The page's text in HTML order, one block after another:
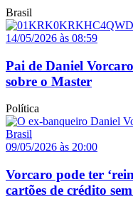
Brasil
14/05/2026 às 08:59
Pai de Daniel
sobre o Master
Política
09/05/2026 às 20:00
Vorcaro pode ter
cartões de crédito